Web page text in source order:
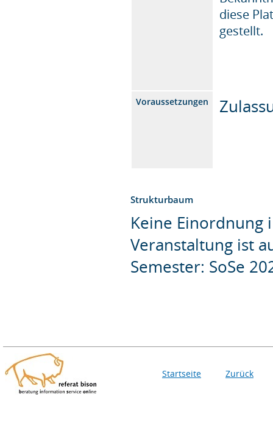
diese
gestellt.
Voraussetzungen
Strukturbaum
Keine Einordnung
Veranstaltung ist
Semester: SoSe
Startseite Zurück